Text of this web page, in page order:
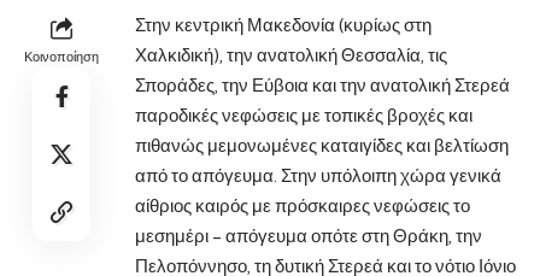
Κοινοποίηση
Στην κεντρική Μακεδονία (κυρίως στη
Χαλκιδική), την ανατολική Θεσσαλία, τις
Σποράδες, την Εύβοια και την ανατολική Στερεά
παροδικές νεφώσεις με τοπικές βροχές και
πιθανώς μεμονωμένες καταιγίδες και βελτίωση
από το απόγευμα. Στην υπόλοιπη χώρα γενικά
αίθριος καιρός με πρόσκαιρες νεφώσεις το
μεσημέρι – απόγευμα οπότε στη Θράκη, την
Πελοπόννησο, τη δυτική Στερεά και το νότιο Ιόνιο